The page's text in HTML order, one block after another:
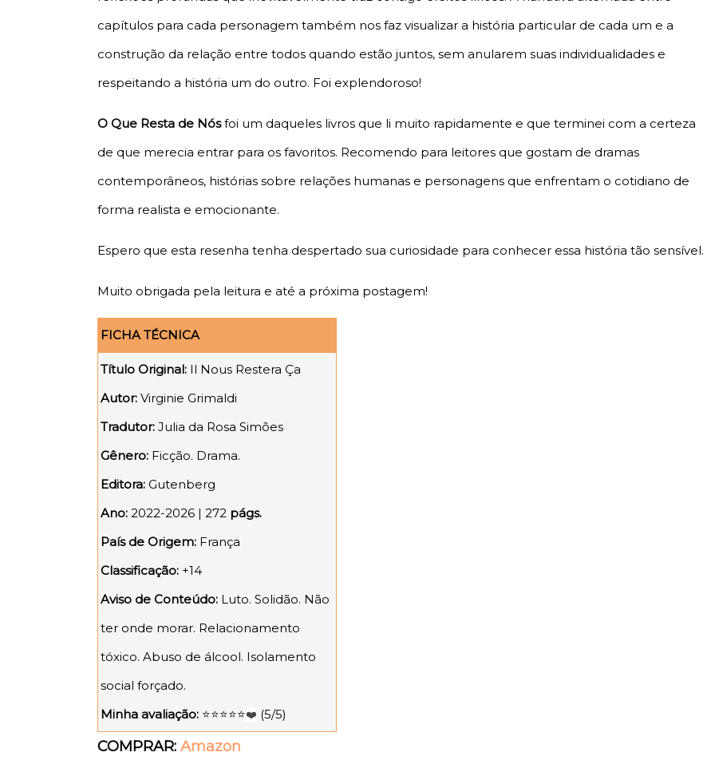
capítulos para cada personagem também nos faz visualizar a história particular de cada um e a
construção da relação entre todos quando estão juntos, sem anularem suas individualidades e
respeitando a história um do outro. Foi explendoroso!
O Que Resta de Nósfoi um daqueles livros que li muito rapidamente e que terminei com a certeza
de que merecia entrar para os favoritos. Recomendo para leitores que gostam de dramas
contemporâneos, histórias sobre relações humanas e personagens que enfrentam o cotidiano de
forma realista e emocionante.
Espero que esta resenha tenha despertado sua curiosidade para conhecer essa história tão sensível.
Muito obrigada pela leitura e até a próxima postagem!
FICHA TÉCNICA
Título Original: Il Nous Restera Ça
Autor: Virginie Grimaldi
Tradutor: Julia da Rosa Simões
Gênero: Ficção. Drama.
Editora: Gutenberg
Ano: 2022-2026 | 272 págs.
País de Origem: França
Classificação: +14
Aviso de Conteúdo: Luto. Solidão. Não
ter onde morar. Relacionamento
tóxico. Abuso de álcool. Isolamento
social forçado.
Minha avaliação: ⭐⭐⭐⭐⭐❤️ (5/5)
COMPRAR: Amazon